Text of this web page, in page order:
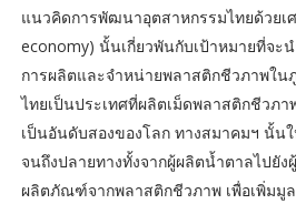
แนวคิดการพัฒนาอุตสาหกรรมไทยด้วยเ
economy) นั้นเกี่ยวพันกับเป้าหมายที่จะ
การผลิตและจำหน่ายพลาสติกชีวภาพใน
ไทยเป็นประเทศที่ผลิตเม็ดพลาสติกชีวภ
เป็นอันดับสองของโลก ทางสมาคมฯ นั้
จนถึงปลายทางทั้งจากผู้ผลิตน้ำตาลไปยั
ผลิตภัณฑ์จากพลาสติกชีวภาพ เพื่อเพิ่มมู